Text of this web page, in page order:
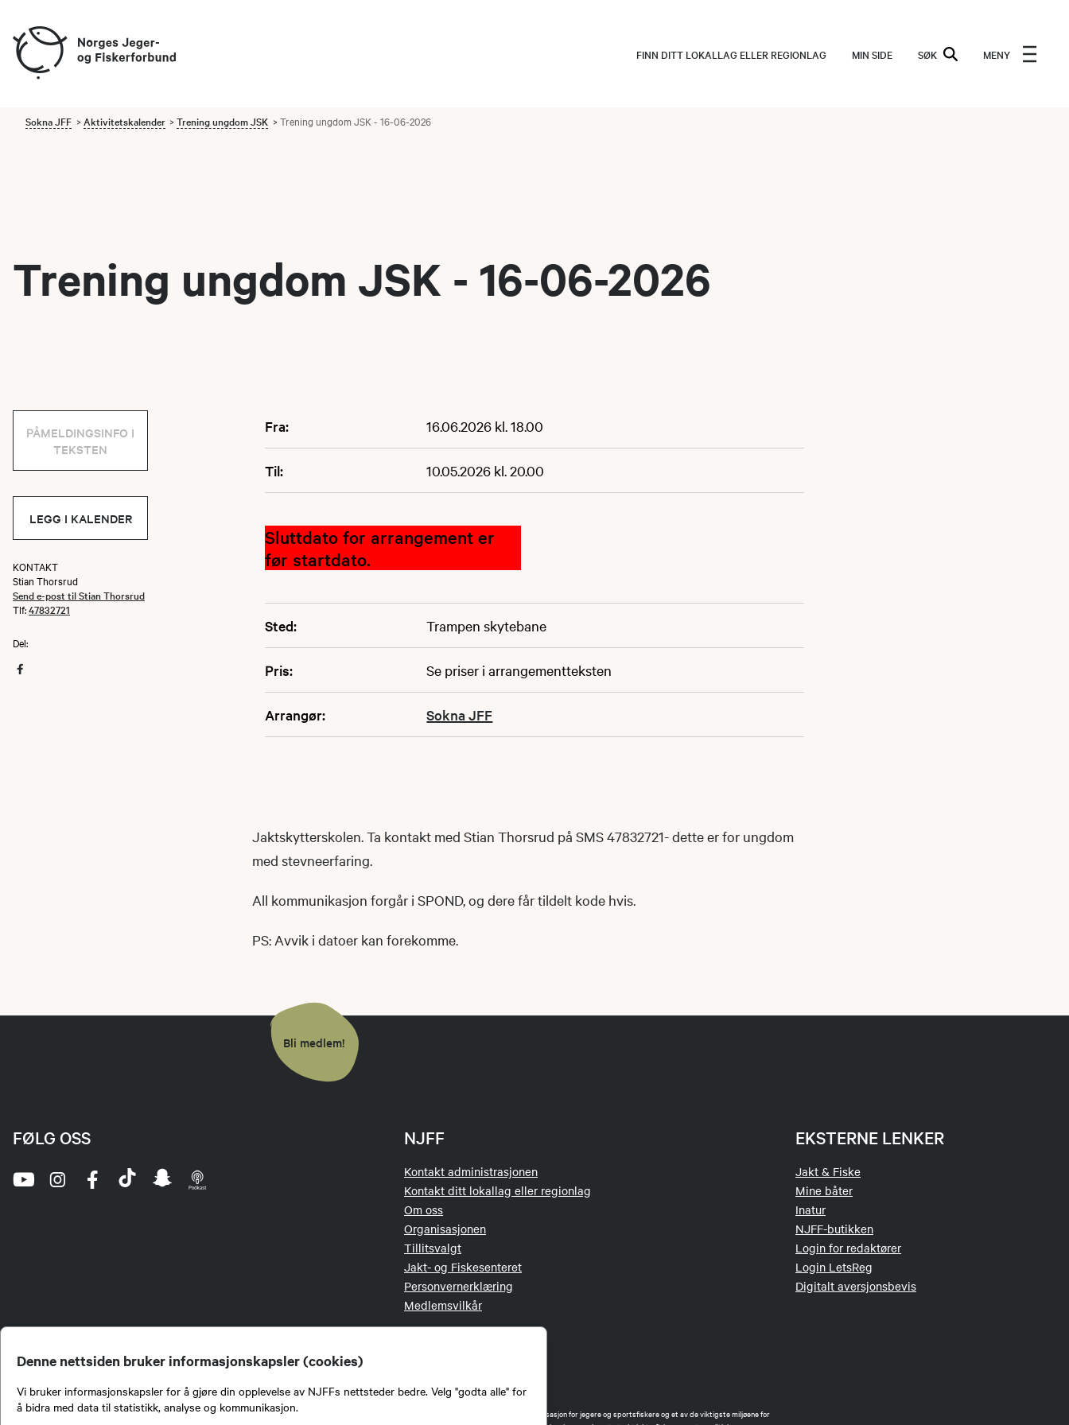
Denne nettsiden bruker informasjonskapsler (cookies)
Vi bruker informasjonskapsler for å gjøre din opplevelse av NJFFs nettsteder bedre. Velg "godta alle" for
å bidra med data til statistikk, analyse og kommunikasjon.
FINN DITT LOKALLAG ELLER REGIONLAG MIN SIDE SØK MENY
Sokna JFF Aktivitetskalender Trening ungdom JSK Trening ungdom JSK - 16-06-2026
Trening ungdom JSK - 16-06-2026
Fra: 16.06.2026 kl. 18.00
Til: 10.05.2026 kl. 20.00
Sluttdato for arrangement er
før startdato.
Sted: Trampen skytebane
Pris: Se priser i arrangementteksten
Arrangør: Sokna JFF
PÅMELDINGSINFO I
TEKSTEN
LEGG I KALENDER
KONTAKT
Stian Thorsrud
Send e-post til Stian Thorsrud
Tlf:47832721
Del:
Jaktskytterskolen. Ta kontakt med Stian Thorsrud på SMS 47832721- dette er for ungdom
med stevneerfaring.
All kommunikasjon forgår i SPOND, og dere får tildelt kode hvis.
PS: Avvik i datoer kan forekomme.
Bli medlem!
NJFF
Kontakt administrasjonen
Kontakt ditt lokallag eller regionlag
Om oss
Organisasjonen
Tillitsvalgt
Jakt- og Fiskesenteret
Personvernerklæring
Medlemsvilkår
EKSTERNE LENKER
Jakt & Fiske
Mine båter
Inatur
NJFF-butikken
Login for redaktører
Login LetsReg
Digitalt aversjonsbevis
FØLG OSS
Norges Jeger- og Fiskerforbund (NJFF) er landets eneste landsdekkende organisasjon for jegere og sportsfiskere og et av de viktigste miljøene for